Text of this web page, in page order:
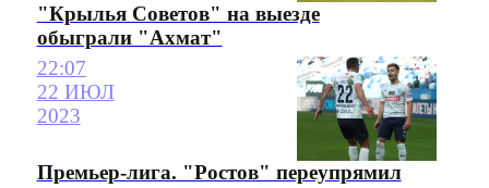
"Крылья Советов" на выезде
обыграли "Ахмат"
22:07
22 ИЮЛ
2023
Премьер-лига. "Ростов" переупрямил